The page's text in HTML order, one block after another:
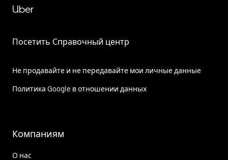
Uber
Посетить Справочный центр
Не продавайте и не передавайте мои личные данные
Политика Google в отношении данных
Компаниям
О нас